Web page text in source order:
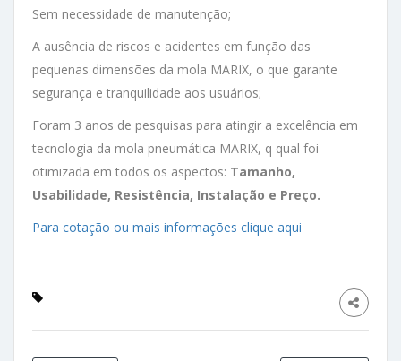
Sem necessidade de manutenção;
A ausência de riscos e acidentes em função das
pequenas dimensões da mola MARIX, o que garante
segurança e tranquilidade aos usuários;
Foram 3 anos de pesquisas para atingir a excelência em
tecnologia da mola pneumática MARIX, q qual foi
otimizada em todos os aspectos: Tamanho,
Usabilidade, Resistência, Instalação e Preço.
Para cotação ou mais informações clique aqui